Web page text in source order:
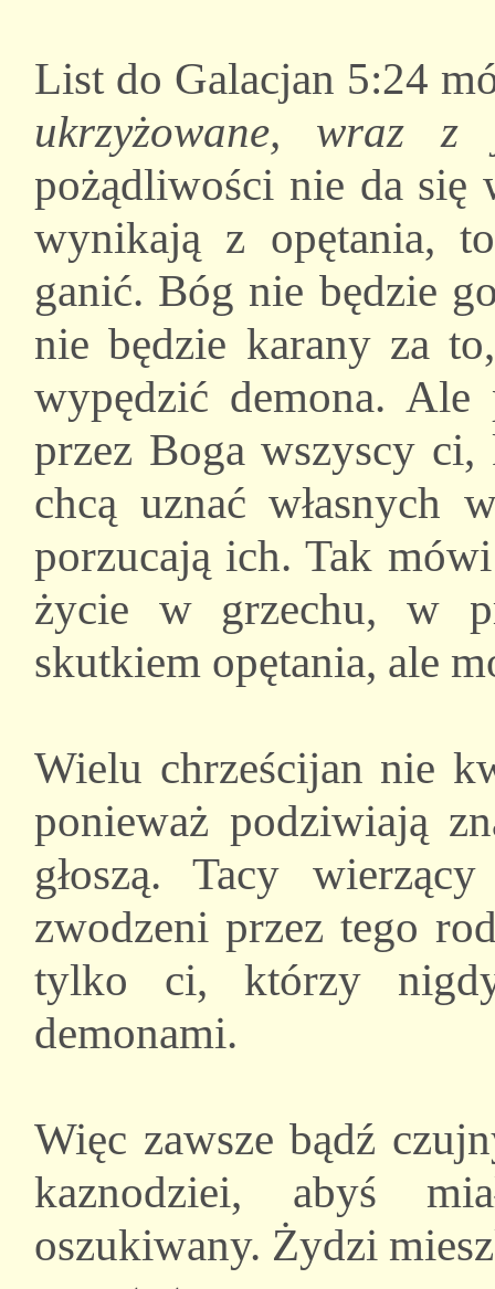
List do Galacjan 5:24
ukrzyżowane, wraz z
pożądliwości nie da się
wynikają z opętania,
ganić. Bóg nie będzie
nie będzie karany za
wypędzić demona. Ale
przez Boga wszyscy
chcą uznać własnych
porzucają ich. Tak
życie w grzechu, w
skutkiem opętania, ale
Wielu chrześcijan nie
ponieważ podziwiają
głoszą. Tacy
zwodzeni przez tego
tylko ci, którzy
demonami.
Więc zawsze bądź
kaznodziei, abyś
oszukiwany. Żydzi